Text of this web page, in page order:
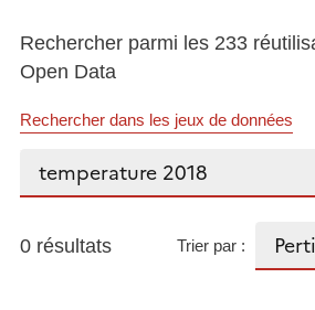
Rechercher parmi les 233
Open Data
Rechercher dans les jeux de données
Rechercher...
0 résultats Trier par :